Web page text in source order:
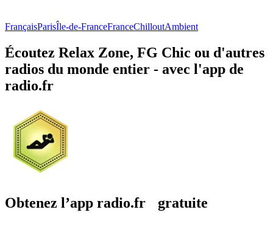
FrançaisParisÎle-de-FranceFranceChilloutAmbient
Écoutez Relax Zone, FG Chic ou d'autres
radios du monde entier - avec l'app de
radio.fr
Obtenez l’app radio.fr gratuite